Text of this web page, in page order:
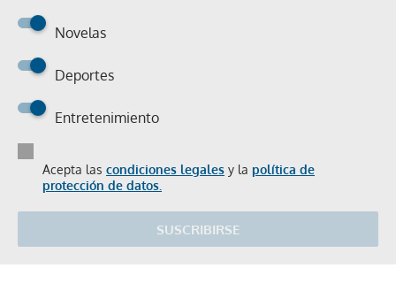
Novelas
Deportes
Entretenimiento
Acepta las condiciones legales y la política de
protección de datos.
SUSCRIBIRSE